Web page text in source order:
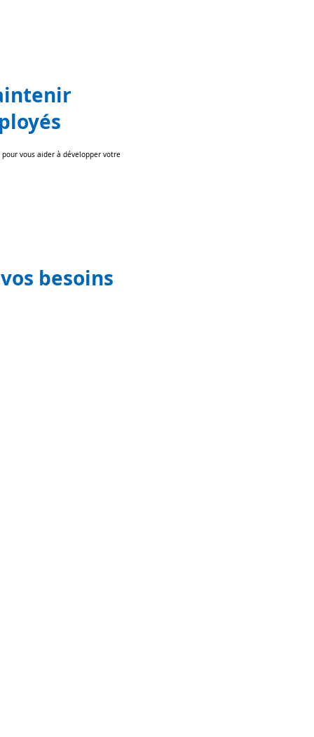
vous aider à développer votre
besoins